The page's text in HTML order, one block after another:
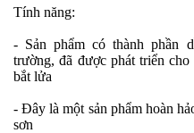
Tính năng:
- Sản phẩm có thành phần
trường, đã được phát triển
bắt lửa
- Đây là một sản phẩm hoàn
sơn